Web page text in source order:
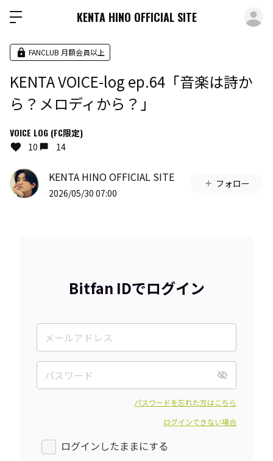
KENTA HINO OFFICIAL SITE
FANCLUB 月額会員以上
KENTA VOICE-log ep.64「音楽は詩か
ら？メロディから？」
VOICE LOG (FC限定)
10 14
KENTA HINO OFFICIAL SITE
2026/05/30 07:00
フォロー
Bitfan IDでログイン
パスワードを忘れた方はこちら
ログインできない場合
ログインしたままにする